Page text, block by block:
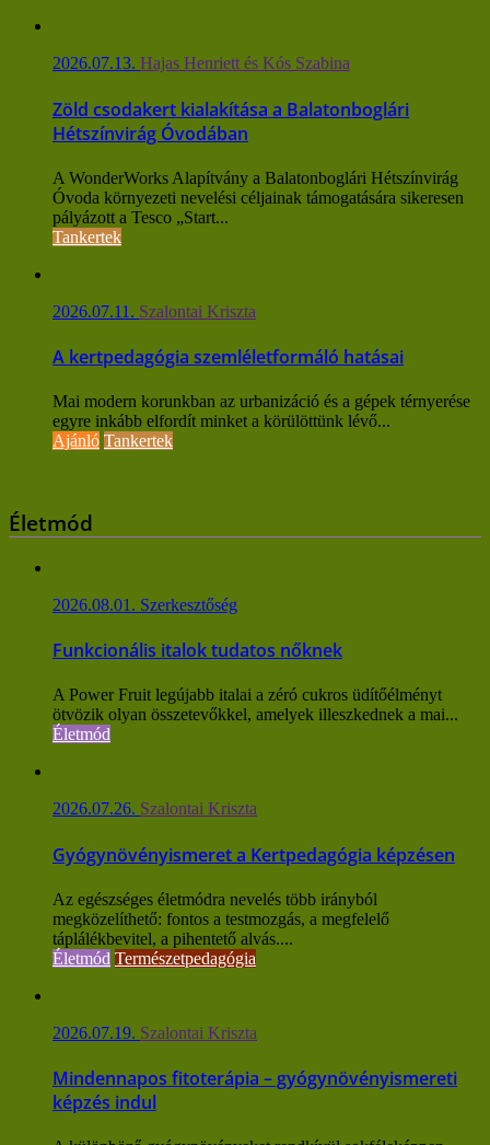
2026.07.13. Hajas Henriett és Kós Szabina
Zöld csodakert kialakítása a Balatonboglári
Hétszínvirág Óvodában
A WonderWorks Alapítvány a Balatonboglári Hétszínvirág
Óvoda környezeti nevelési céljainak támogatására sikeresen
pályázott a Tesco „Start...
Tankertek
2026.07.11. Szalontai Kriszta
A kertpedagógia szemléletformáló hatásai
Mai modern korunkban az urbanizáció és a gépek térnyerése
egyre inkább elfordít minket a körülöttünk lévő...
Ajánló Tankertek
Életmód
2026.08.01. Szerkesztőség
Funkcionális italok tudatos nőknek
A Power Fruit legújabb italai a zéró cukros üdítőélményt
ötvözik olyan összetevőkkel, amelyek illeszkednek a mai...
Életmód
2026.07.26. Szalontai Kriszta
Gyógynövényismeret a Kertpedagógia képzésen
Az egészséges életmódra nevelés több irányból
megközelíthető: fontos a testmozgás, a megfelelő
táplálékbevitel, a pihentető alvás....
Életmód Természetpedagógia
2026.07.19. Szalontai Kriszta
Mindennapos fitoterápia – gyógynövényismereti
képzés indul